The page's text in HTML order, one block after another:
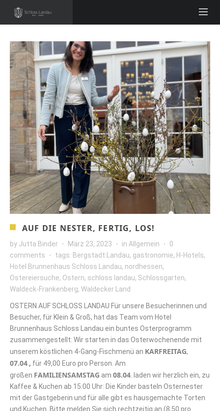
AUF DIE NESTER, FERTIG, LOS!
by Jutta Binder März 23, 2023 in Allgemein
0
comments
tags: Bergstadt Landau, gastronomie, H-Hotels,
Hotel Brunnenhaus Schloss Landau, nordhessen,
Ostereiersuche, Ostern, schloss landau, Schlossgarten,
Waldeck-Frankenberg, Waldecker Land
OSTERN AUF SCHLOSS LANDAU Für unsere Besucherinnen und
Besucher, für Klein & Groß, hat das Team vom Hotel
Brunnenhaus Schloss Landau ein buntes Osterprogramm
zusammengestellt: Wir starten in das Osterwochenende mit
unserem köstlichen 4-Gang-Fischmenü an KARFREITAG,
07.04 , für 49,00 Euro pro Person. Am
großen FAMILIENSAMSTAG am 08.04 . laden wir herzlich ein, zu
Kaffee & Kuchen ab 15:00 Uhr: Die Kinder basteln Osternester
mit der Gastgeberin und für alle gibt es hausgemachte Torten
und Kuchen. Bitte melden Sie sich rechtzeitig an (8,50 pro